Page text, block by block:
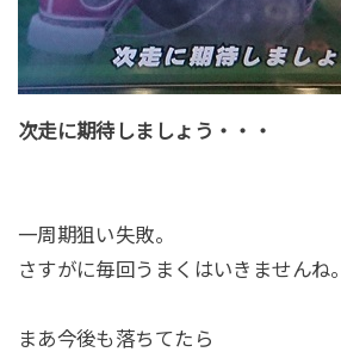
次走に期待しましょう・・・
一周期狙い失敗。
さすがに毎回うまくはいきませんね。
まあ今後も落ちてたら